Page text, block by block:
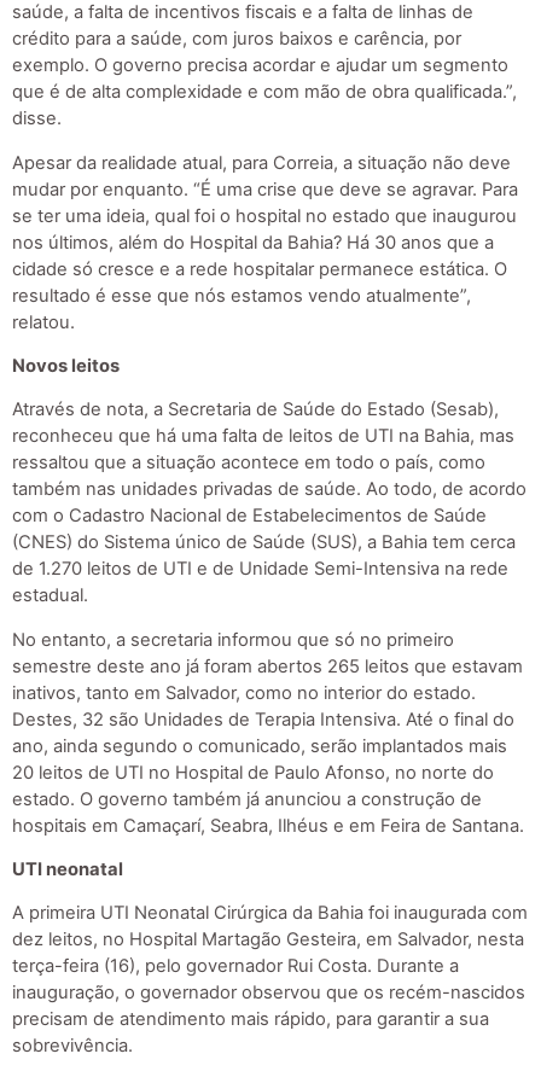
saúde, a falta de incentivos fiscais e a falta de linhas de
crédito para a saúde, com juros baixos e carência, por
exemplo. O governo precisa acordar e ajudar um segmento
que é de alta complexidade e com mão de obra qualificada.”,
disse.
Apesar da realidade atual, para Correia, a situação não deve
mudar por enquanto. “É uma crise que deve se agravar. Para
se ter uma ideia, qual foi o hospital no estado que inaugurou
nos últimos, além do Hospital da Bahia? Há 30 anos que a
cidade só cresce e a rede hospitalar permanece estática. O
resultado é esse que nós estamos vendo atualmente”,
relatou.
Novos leitos
Através de nota, a Secretaria de Saúde do Estado (Sesab),
reconheceu que há uma falta de leitos de UTI na Bahia, mas
ressaltou que a situação acontece em todo o país, como
também nas unidades privadas de saúde. Ao todo, de acordo
com o Cadastro Nacional de Estabelecimentos de Saúde
(CNES) do Sistema único de Saúde (SUS), a Bahia tem cerca
de 1.270 leitos de UTI e de Unidade Semi-Intensiva na rede
estadual.
No entanto, a secretaria informou que só no primeiro
semestre deste ano já foram abertos 265 leitos que estavam
inativos, tanto em Salvador, como no interior do estado.
Destes, 32 são Unidades de Terapia Intensiva. Até o final do
ano, ainda segundo o comunicado, serão implantados mais
20 leitos de UTI no Hospital de Paulo Afonso, no norte do
estado. O governo também já anunciou a construção de
hospitais em Camaçarí, Seabra, Ilhéus e em Feira de Santana.
UTI neonatal
A primeira UTI Neonatal Cirúrgica da Bahia foi inaugurada com
dez leitos, no Hospital Martagão Gesteira, em Salvador, nesta
terça-feira (16), pelo governador Rui Costa. Durante a
inauguração, o governador observou que os recém-nascidos
precisam de atendimento mais rápido, para garantir a sua
sobrevivência.